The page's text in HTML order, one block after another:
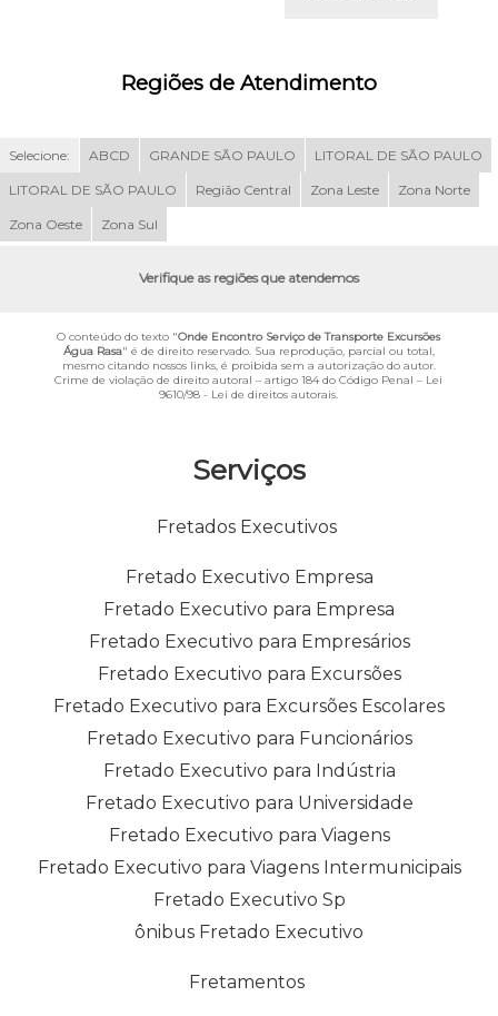
Serviços
Fretados Executivos
Fretado Executivo Empresa
Fretado Executivo para Empresa
Fretado Executivo para Empresários
Fretado Executivo para Excursões
Fretado Executivo para Excursões Escolares
Fretado Executivo para Funcionários
Fretado Executivo para Indústria
Fretado Executivo para Universidade
Fretado Executivo para Viagens
Fretado Executivo para Viagens Intermunicipais
Fretado Executivo Sp
ônibus Fretado Executivo
Fretamentos
Regiões de Atendimento
Selecione: ABCD GRANDE SÃO PAULO LITORAL DE SÃO PAULO
LITORAL DE SÃO PAULO Região Central Zona Leste Zona Norte
Zona Oeste Zona Sul
Verifique as regiões que atendemos
O conteúdo do texto "Onde Encontro Serviço de Transporte Excursões
Água Rasa" é de direito reservado. Sua reprodução, parcial ou total,
mesmo citando nossos links, é proibida sem a autorização do autor.
Crime de violação de direito autoral – artigo 184 do Código Penal – Lei
9610/98 - Lei de direitos autorais.